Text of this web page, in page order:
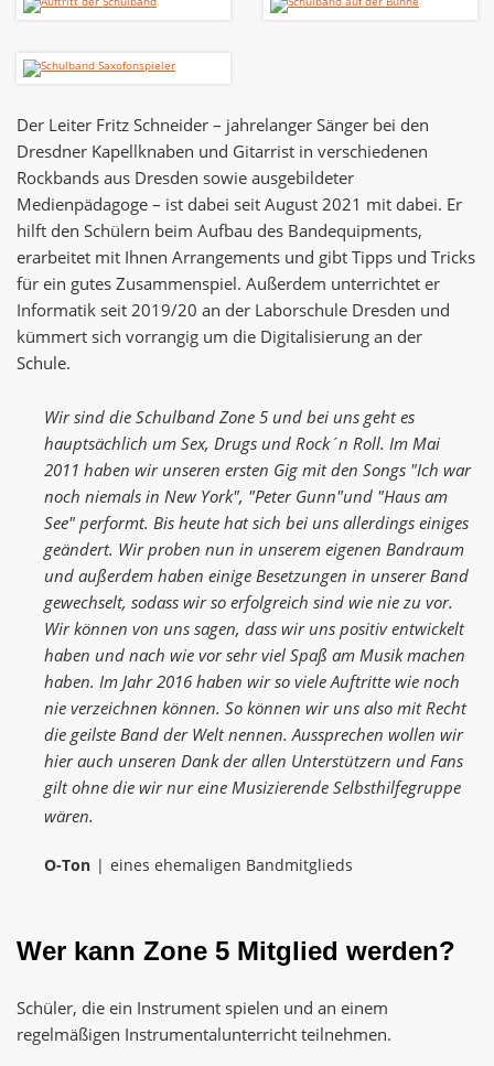
Der Leiter Fritz Schneider – jahrelanger Sänger bei den
Dresdner Kapellknaben und Gitarrist in verschiedenen
Rockbands aus Dresden sowie ausgebildeter
Medienpädagoge – ist dabei seit August 2021 mit dabei. Er
hilft den Schülern beim Aufbau des Bandequipments,
erarbeitet mit Ihnen Arrangements und gibt Tipps und Tricks
für ein gutes Zusammenspiel. Außerdem unterrichtet er
Informatik seit 2019/20 an der Laborschule Dresden und
kümmert sich vorrangig um die Digitalisierung an der
Schule.
Wir sind die Schulband Zone 5 und bei uns geht es
hauptsächlich um Sex, Drugs und Rock´n Roll. Im Mai
2011 haben wir unseren ersten Gig mit den Songs "Ich war
noch niemals in New York", "Peter Gunn"und "Haus am
See" performt. Bis heute hat sich bei uns allerdings einiges
geändert. Wir proben nun in unserem eigenen Bandraum
und außerdem haben einige Besetzungen in unserer Band
gewechselt, sodass wir so erfolgreich sind wie nie zu vor.
Wir können von uns sagen, dass wir uns positiv entwickelt
haben und nach wie vor sehr viel Spaß am Musik machen
haben. Im Jahr 2016 haben wir so viele Auftritte wie noch
nie verzeichnen können. So können wir uns also mit Recht
die geilste Band der Welt nennen. Aussprechen wollen wir
hier auch unseren Dank der allen Unterstützern und Fans
gilt ohne die wir nur eine Musizierende Selbsthilfegruppe
wären.
O-Ton eines ehemaligen Bandmitglieds
Wer kann Zone 5 Mitglied werden?
Schüler, die ein Instrument spielen und an einem
regelmäßigen Instrumentalunterricht teilnehmen.